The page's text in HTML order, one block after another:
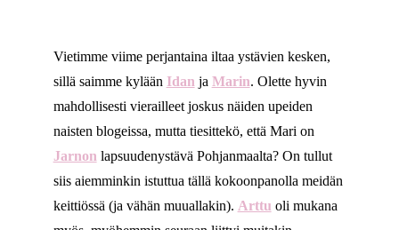
Vietimme viime perjantaina iltaa ystävien kesken,
sillä saimme kylään Idan ja Marin. Olette hyvin
mahdollisesti vierailleet joskus näiden upeiden
naisten blogeissa, mutta tiesittekö, että Mari on
Jarnon lapsuudenystävä Pohjanmaalta? On tullut
siis aiemminkin istuttua tällä kokoonpanolla meidän
keittiössä (ja vähän muuallakin). Arttu oli mukana